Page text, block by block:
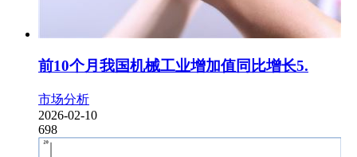
前10个月我国机械工业增加值同比增长5.
市场分析
2026-02-10
698